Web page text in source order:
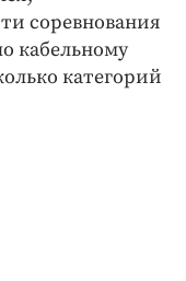
соревнования
кабельному
категорий